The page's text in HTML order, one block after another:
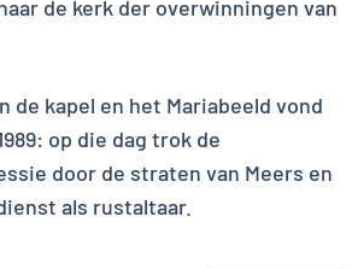
de kerk der overwinningen van
de kapel en het Mariabeeld vond
op die dag trok de
door de straten van Meers en
als rustaltaar.